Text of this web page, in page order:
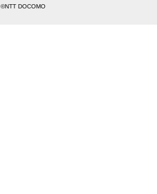
©NTT DOCOMO